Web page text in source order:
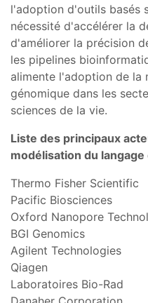
l'adoption d'outils basés
nécessité d'accélérer la
d'améliorer la précision
les pipelines
alimente l'adoption de la
génomique dans les
sciences de la vie.
Liste des principaux
modélisation du
Thermo Fisher Scientific
Pacific Biosciences
Oxford Nanopore
BGI Genomics
Agilent Technologies
Qiagen
Laboratoires Bio-Rad